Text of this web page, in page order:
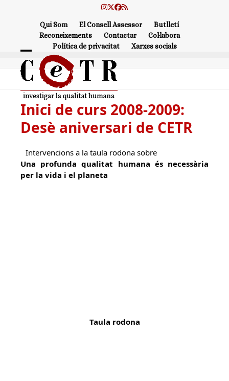
Instagram
Twitter
Facebook
RSS
Qui Som El Consell Assessor
Butlletí
Reconeixements
Contactar
Col·labora
Política de privacitat
Xarxes socials
Open
mobile
menu
Close
mobile
menu
Inici de curs 2008-2009:
Desè aniversari de CETR
Intervencions a la taula rodona sobre
Una profunda qualitat humana és necessària
per la vida i el planeta
Taula rodona